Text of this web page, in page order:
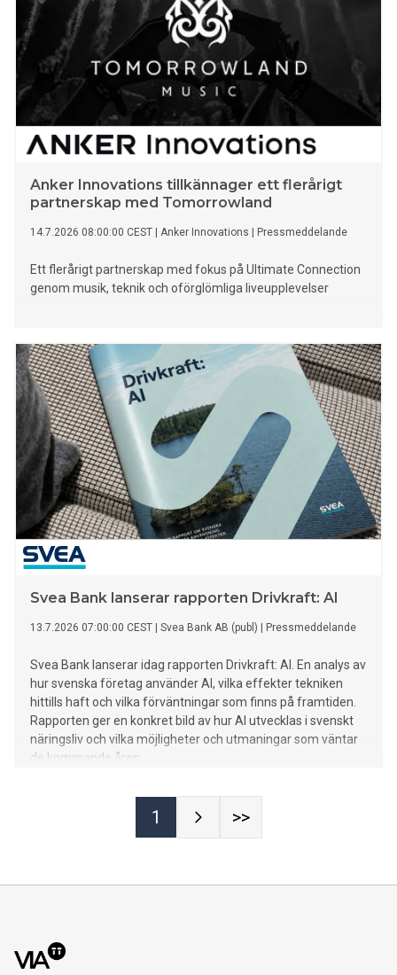
Anker Innovations tillkännager ett flerårigt
partnerskap med Tomorrowland
14.7.2026 08:00:00 CEST Anker Innovations Pressmeddelande
Ett flerårigt partnerskap med fokus på Ultimate Connection
genom musik, teknik och oförglömliga liveupplevelser
Svea Bank lanserar rapporten Drivkraft: AI
13.7.2026 07:00:00 CEST Svea Bank AB (publ) Pressmeddelande
Svea Bank lanserar idag rapporten Drivkraft: AI. En analys av
hur svenska företag använder AI, vilka effekter tekniken
hittills haft och vilka förväntningar som finns på framtiden.
Rapporten ger en konkret bild av hur AI utvecklas i svenskt
näringsliv och vilka möjligheter och utmaningar som väntar
de kommande åren.
1 >>